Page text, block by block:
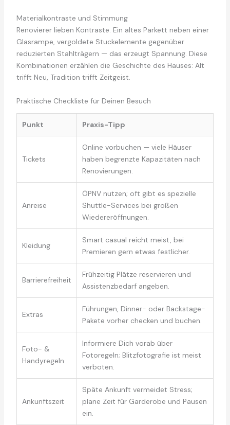
Materialkontraste und Stimmung
Renovierer lieben Kontraste. Ein altes Parkett neben einer
Glasrampe, vergoldete Stuckelemente gegenüber
reduzierten Stahlträgern — das erzeugt Spannung. Diese
Kombinationen erzählen die Geschichte des Hauses: Alt
trifft Neu, Tradition trifft Zeitgeist.
Praktische Checkliste für Deinen Besuch
Punkt Praxis-Tipp
Tickets
Online vorbuchen — viele Häuser
haben begrenzte Kapazitäten nach
Renovierungen.
Anreise
ÖPNV nutzen; oft gibt es spezielle
Shuttle-Services bei großen
Wiedereröffnungen.
Kleidung
Smart casual reicht meist, bei
Premieren gern etwas festlicher.
Barrierefreiheit
Frühzeitig Plätze reservieren und
Assistenzbedarf angeben.
Extras
Führungen, Dinner- oder Backstage-
Pakete vorher checken und buchen.
Foto- &
Handyregeln
Informiere Dich vorab über
Fotoregeln; Blitzfotografie ist meist
verboten.
Ankunftszeit
Späte Ankunft vermeidet Stress;
plane Zeit für Garderobe und Pausen
ein.